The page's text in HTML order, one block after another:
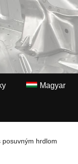
Magyar
hrdlom